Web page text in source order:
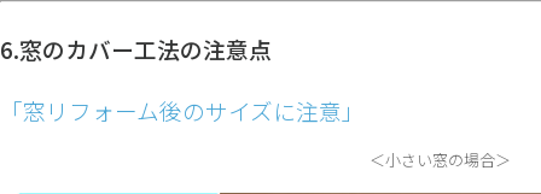
6.窓のカバー工法の注意点
「窓リフォーム後のサイズに注意」
＜小さい窓の場合＞